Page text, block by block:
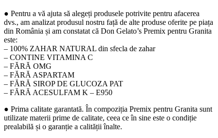
● Pentru a vă ajuta să alegeți produsele potrivite pentru afacerea
dvs., am analizat produsul nostru față de alte produse oferite pe piața
din România și am constatat că Don Gelato’s Premix pentru Granita
este:
– 100% ZAHAR NATURAL din sfecla de zahar
– CONTINE VITAMINA C
– FĂRĂ OMG
– FĂRĂ ASPARTAM
– FĂRĂ SIROP DE GLUCOZA PAT
– FĂRĂ ACESULFAM K – E950
● Prima calitate garantată. În compoziția Premix pentru Granita sunt
utilizate materii prime de calitate, ceea ce în sine este o condiție
prealabilă și o garanție a calității înalte.